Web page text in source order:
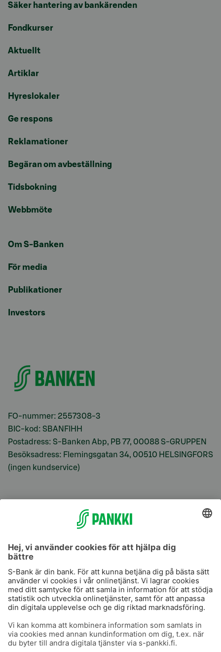
Säker hantering av bankärenden
Fondkurser
Aktuellt
Artiklar
Hyreslokaler
Ge respons
Reklamationer
Begäran om avbeställning
Tidsbokning
Webbmöte
Om S-Banken
För media
Publikationer
Investors
FO-nummer: 2557308-3
BIC-kod: SBANFIHH
Postadress: S-Banken Abp, PB 77, 00088 S-GRUPPEN
Besöksadress: Flemingsgatan 34, 00510 HELSINGFORS
(ingen kundservice)
S-Prime
Användarvillkor